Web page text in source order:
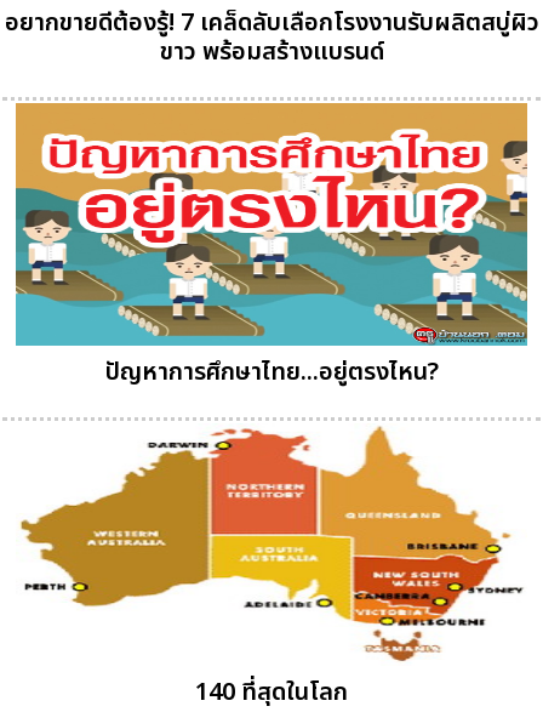
อยากขายดีต้องรู้! 7 เคล็ดลับเลือกโรงงานรับผลิตสบู่ผิว
ขาว พร้อมสร้างแบรนด์
ปัญหาการศึกษาไทย...อยู่ตรงไหน?
140 ที่สุดในโลก